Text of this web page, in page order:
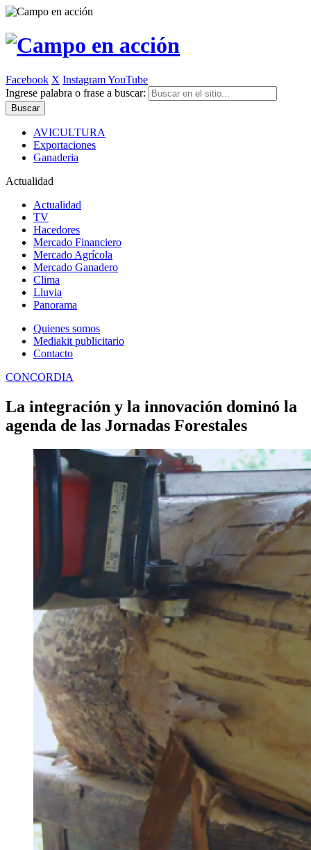
Facebook X InstagramYouTube
Ingrese palabra o frase a buscar:
AVICULTURA
Exportaciones
Ganaderia
Actualidad
Actualidad
TV
Hacedores
Mercado Financiero
Mercado Agrícola
Mercado Ganadero
Clima
Lluvia
Panorama
Quienes somos
Mediakit publicitario
Contacto
CONCORDIA
La integración y la innovación dominó la
agenda de las Jornadas Forestales